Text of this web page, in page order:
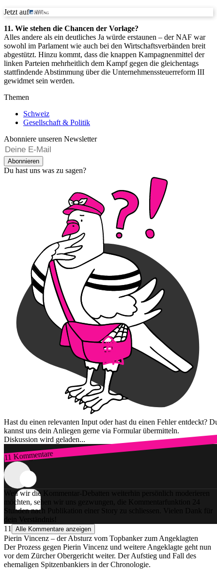
Jetzt auf
11. Wie stehen die Chancen der Vorlage?
Alles andere als ein deutliches Ja würde erstaunen – der NAF war
sowohl im Parlament wie auch bei den Wirtschaftsverbänden breit
abgestützt. Hinzu kommt, dass die knappen Kampagnenmittel der
linken Parteien mehrheitlich dem Kampf gegen die gleichentags
stattfindende Abstimmung über die Unternehmenssteuerreform III
gewidmet sein werden.
Themen
Schweiz
Gesellschaft & Politik
Abonniere unseren Newsletter
Abonnieren
Du hast uns was zu sagen?
Hast du einen relevanten Input oder hast du einen Fehler entdeckt?
kannst uns dein Anliegen gerne via Formular übermitteln.
Diskussion wird geladen...
11 Kommentare
Zum Login
Weil wir die Kommentar-Debatten weiterhin persönlich moderieren
möchten, sehen wir uns gezwungen, die Kommentarfunktion 24
Stunden nach Publikation einer Story zu schliessen. Vielen Dank für
dein Verständnis!
11
Alle Kommentare anzeigen
Pierin Vincenz – der Absturz vom Topbanker zum Angeklagten
Der Prozess gegen Pierin Vincenz und weitere Angeklagte geht nun
vor dem Zürcher Obergericht weiter. Der Aufstieg und Fall des
ehemaligen Spitzenbankiers in der Chronologie.